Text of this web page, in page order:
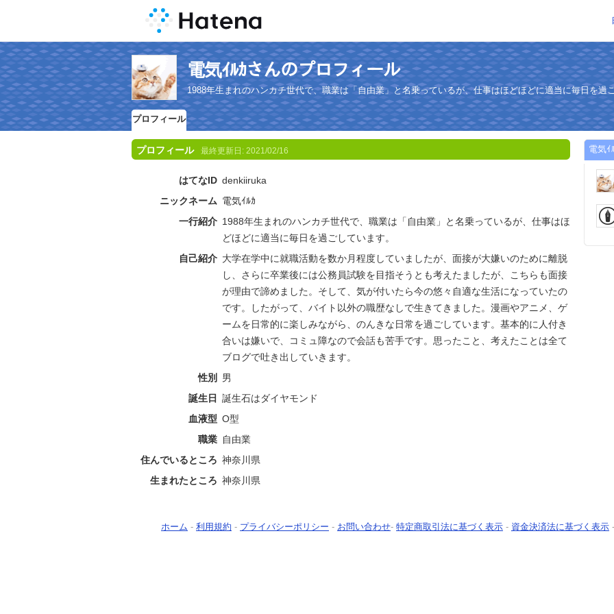
電気ｲﾙｶさんのプロフィール
1988年生まれのハンカチ世代で、職業は「自由業」と名乗っているが、仕事はほどほどに適当に毎日を過
プロフィール
プロフィール 最終更新日: 2021/02/16
はてなID denkiiruka
ニックネーム 電気ｲﾙｶ
一行紹介 1988年生まれのハンカチ世代で、職業は「自由業」と名乗っているが、仕事はほ
どほどに適当に毎日を過ごしています。
自己紹介 大学在学中に就職活動を数か月程度していましたが、面接が大嫌いのために離脱
し、さらに卒業後には公務員試験を目指そうとも考えたましたが、こちらも面接
が理由で諦めました。そして、気が付いたら今の悠々自適な生活になっていたの
です。したがって、バイト以外の職歴なしで生きてきました。漫画やアニメ、ゲ
ームを日常的に楽しみながら、のんきな日常を過ごしています。基本的に人付き
合いは嫌いで、コミュ障なので会話も苦手です。思ったこと、考えたことは全て
ブログで吐き出していきます。
性別
男
誕生日
誕生石はダイヤモンド
血液型 O型
職業 自由業
住んでいるところ 神奈川県
生まれたところ 神奈川県
電気ｲ
ホーム - 利用規約 - プライバシーポリシー - お問い合わせ- 特定商取引法に基づく表示 - 資金決済法に基づく表示 -